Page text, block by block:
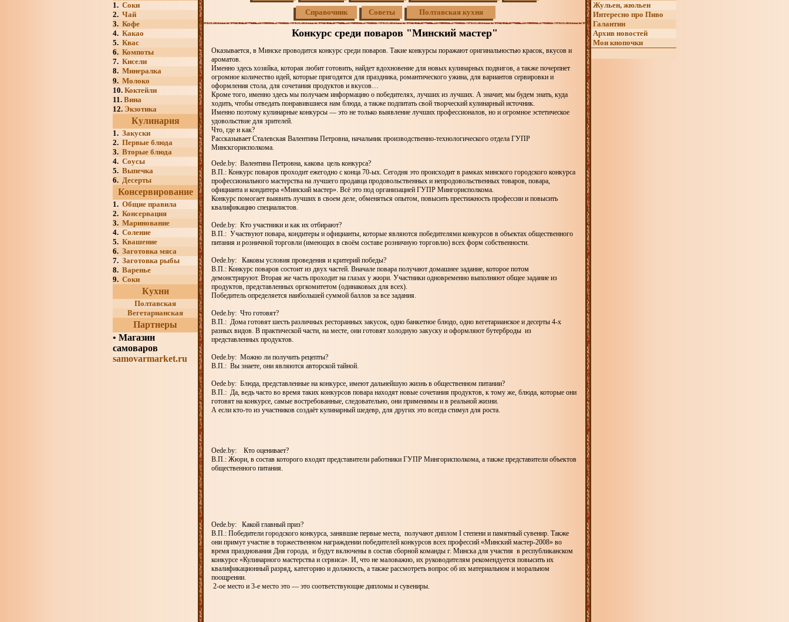
1. Соки
2. Чай
3. Кофе
4. Какао
5. Квас
6. Компоты
7. Кисели
8. Минералка
9. Молоко
10. Коктейли
11. Вина
12. Экзотика
Кулинария
1. Закуски
2. Первые блюда
3. Вторые блюда
4. Соусы
5. Выпечка
6. Десерты
Консервирование
1. Общие правила
2. Консервация
3. Маринование
4. Соление
5. Квашение
6. Заготовка мяса
7. Заготовка рыбы
8. Варенье
9. Соки
Кухни
Полтавская
Вегетарианская
Партнеры
• Магазин
самоваров
samovarmarket.ru
Справочник Советы Полтавская кухня
Конкурс среди поваров "Минский мастер"
Оказывается, в Минске проводится конкурс среди поваров. Такие конкурсы поражают оригинальностью красок, вкусов и
ароматов.
Именно здесь хозяйка, которая любит готовить, найдет вдохновение для новых кулинарных подвигов, а также почерпнет
огромное количество идей, которые пригодятся для праздника, романтического ужина, для вариантов сервировки и
оформления стола, для сочетания продуктов и вкусов…
Кроме того, именно здесь мы получаем информацию о победителях, лучших из лучших. А значит, мы будем знать, куда
ходить, чтобы отведать понравившиеся нам блюда, а также подпитать свой творческий кулинарный источник.
Именно поэтому кулинарные конкурсы — это не только выявление лучших профессионалов, но и огромное эстетическое
удовольствие для зрителей.
Что, где и как?
Рассказывает Сталевская Валентина Петровна, начальник производственно-технологического отдела ГУПР
Минскгорисполкома.
Oede.by: Валентина Петровна, какова цель конкурса?
В.П.: Конкурс поваров проходит ежегодно с конца 70-ых. Сегодня это происходит в рамках минского городского конкурса
профессионального мастерства на лучшего продавца продовольственных и непродовольственных товаров, повара,
официанта и кондитера «Минский мастер». Всё это под организацией ГУПР Мингорисполкома.
Конкурс помогает выявить лучших в своем деле, обменяться опытом, повысить престижность профессии и повысить
квалификацию специалистов.
Oede.by: Кто участники и как их отбирают?
В.П.: Участвуют повара, кондитеры и официанты, которые являются победителями конкурсов в объектах общественного
питания и розничной торговли (имеющих в своём составе розничную торговлю) всех форм собственности.
Oede.by: Каковы условия проведения и критерий победы?
В.П.: Конкурс поваров состоит из двух частей. Вначале повара получают домашнее задание, которое потом
демонстрируют. Вторая же часть проходит на глазах у жюри. Участники одновременно выполняют общее задание из
продуктов, представленных оргкомитетом (одинаковых для всех).
Победитель определяется наибольшей суммой баллов за все задания.
Oede.by: Что готовят?
В.П.: Дома готовят шесть различных ресторанных закусок, одно банкетное блюдо, одно вегетарианское и десерты 4-х
разных видов. В практической части, на месте, они готовят холодную закуску и оформляют бутерброды из
представленных продуктов.
Oede.by: Можно ли получить рецепты?
В.П.: Вы знаете, они являются авторской тайной.
Oede.by: Блюда, представленные на конкурсе, имеют дальнейшую жизнь в общественном питании?
В.П.: Да, ведь часто во время таких конкурсов повара находят новые сочетания продуктов, к тому же, блюда, которые они
готовят на конкурсе, самые востребованные, следовательно, они применимы и в реальной жизни.
А если кто-то из участников создаёт кулинарный шедевр, для других это всегда стимул для роста.
Oede.by: Кто оценивает?
В.П.: Жюри, в состав которого входят представители работники ГУПР Мингорисполкома, а также представители объектов
общественного питания.
Oede.by: Какой главный приз?
В.П.: Победители городского конкурса, занявшие первые места, получают диплом I степени и памятный сувенир. Также
они примут участие в торжественном награждении победителей конкурсов всех профессий «Минский мастер-2008» во
время празднования Дня города, и будут включены в состав сборной команды г. Минска для участия в республиканском
конкурсе «Кулинарного мастерства и сервиса». И, что не маловажно, их руководителям рекомендуется повысить их
квалификационный разряд, категорию и должность, а также рассмотреть вопрос об их материальном и моральном
поощрении.
2-ое место и 3-е место это — это соответствующие дипломы и сувениры.
Жульен, жюльен
Интересно про Пиво
Галантин
Архив новостей
Мои кнопочки